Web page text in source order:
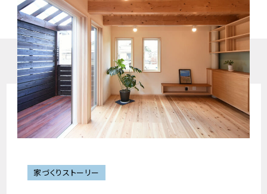
家づくりストーリー